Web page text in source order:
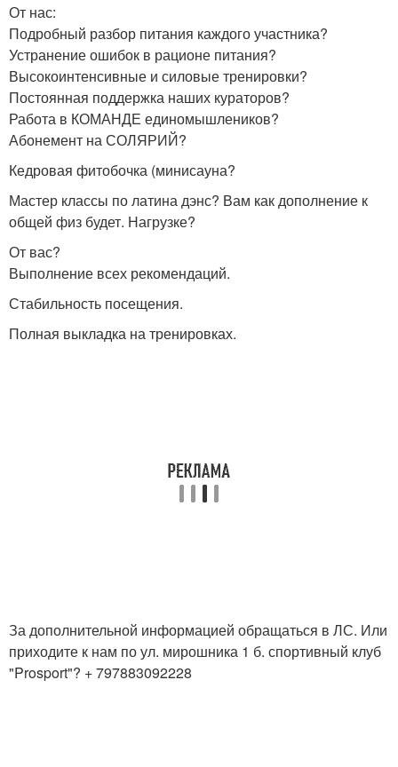
От нас:
Подробный разбор питания каждого участника?
Устранение ошибок в рационе питания?
Высокоинтенсивные и силовые тренировки?
Постоянная поддержка наших кураторов?
Работа в КОМАНДЕ единомышлеников?
Абонемент на СОЛЯРИЙ?
Кедровая фитобочка (минисауна?
Мастер классы по латина дэнс? Вам как дополнение к
общей физ будет. Нагрузке?
От вас?
Выполнение всех рекомендаций.
Стабильность посещения.
Полная выкладка на тренировках.
За дополнительной информацией обращаться в ЛС. Или
приходите к нам по ул. мирошника 1 б. спортивный клуб
"Prosport"? + 797883092228